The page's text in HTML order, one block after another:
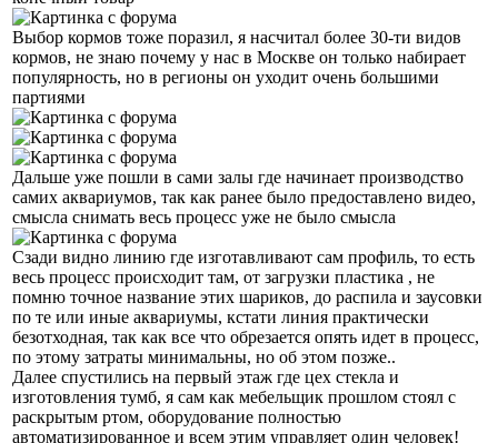
Выбор кормов тоже поразил, я насчитал более 30-ти видов
кормов, не знаю почему у нас в Москве он только набирает
популярность, но в регионы он уходит очень большими
партиями
Дальше уже пошли в сами залы где начинает производство
самих аквариумов, так как ранее было предоставлено видео,
смысла снимать весь процесс уже не было смысла
Сзади видно линию где изготавливают сам профиль, то есть
весь процесс происходит там, от загрузки пластика , не
помню точное название этих шариков, до распила и заусовки
по те или иные аквариумы, кстати линия практически
безотходная, так как все что обрезается опять идет в процесс,
по этому затраты минимальны, но об этом позже..
Далее спустились на первый этаж где цех стекла и
изготовления тумб, я сам как мебельщик прошлом стоял с
раскрытым ртом, оборудование полностью
автоматизированное и всем этим управляет один человек!